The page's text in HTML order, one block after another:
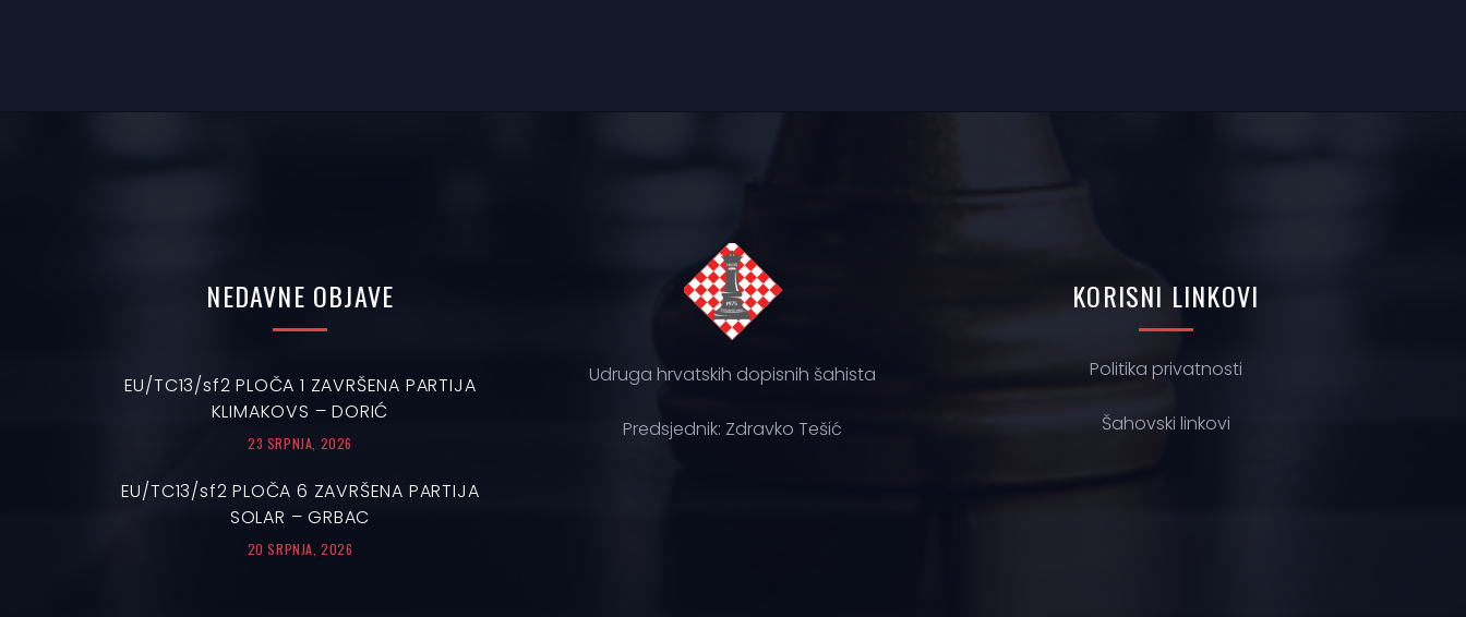
NEDAVNE OBJAVE
EU/TC13/sf2 PLOČA 1 ZAVRŠENA PARTIJA
KLIMAKOVS – DORIĆ
23 SRPNJA, 2026
EU/TC13/sf2 PLOČA 6 ZAVRŠENA PARTIJA
SOLAR – GRBAC
20 SRPNJA, 2026
Udruga hrvatskih dopisnih šahista
Predsjednik: Zdravko Tešić
KORISNI LINKOVI
Politika privatnosti
Šahovski linkovi